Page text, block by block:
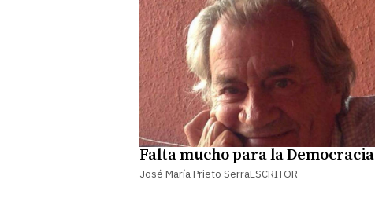
Falta mucho para la Democracia
José María Prieto Serra​ESCRITOR